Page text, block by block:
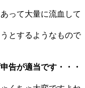
って大量に流血して
とするようなもので
告が適当です・・・